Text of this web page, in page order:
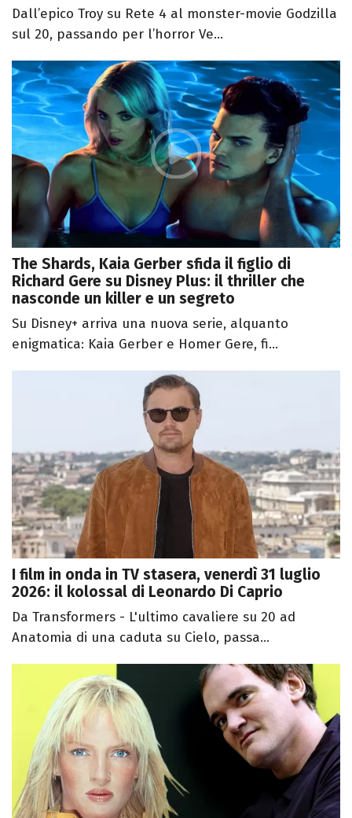
Dall’epico Troy su Rete 4 al monster-movie Godzilla
sul 20, passando per l’horror Ve...
The Shards, Kaia Gerber sfida il figlio di
Richard Gere su Disney Plus: il thriller che
nasconde un killer e un segreto
Su Disney+ arriva una nuova serie, alquanto
enigmatica: Kaia Gerber e Homer Gere, fi...
I film in onda in TV stasera, venerdì 31 luglio
2026: il kolossal di Leonardo Di Caprio
Da Transformers - L'ultimo cavaliere su 20 ad
Anatomia di una caduta su Cielo, passa...